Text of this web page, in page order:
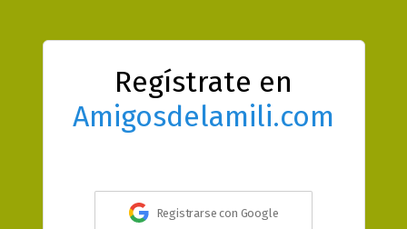
Regístrate en
Amigosdelamili.com
Registrarse con Google